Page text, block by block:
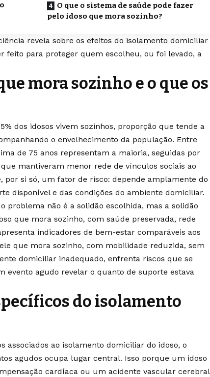
O que o sistema de saúde pode fazer
pelo idoso que mora sozinho?
revela sobre os efeitos do isolamento domiciliar
feito para proteger quem escolheu, ou foi levado, a
mora sozinho e o que os
dos idosos vivem sozinhos, proporção que tende a
o envelhecimento da população. Entre
de 75 anos representam a maioria, seguidas por
mantiveram menor rede de vínculos sociais ao
por si só, um fator de risco: depende amplamente do
disponível e das condições do ambiente domiciliar.
problema não é a solidão escolhida, mas a solidão
que mora sozinho, com saúde preservada, rede
indicadores de bem-estar comparáveis aos
que mora sozinho, com mobilidade reduzida, sem
domiciliar inadequado, enfrenta riscos que se
evento agudo revelar o quanto de suporte estava
do isolamento
associados ao isolamento domiciliar do idoso, o
agudos ocupa lugar central. Isso porque um idoso
cardíaca ou um acidente vascular cerebral